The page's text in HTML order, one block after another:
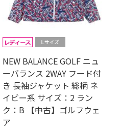
NEW BALANCE GOLF ニュ
ーバランス 2WAY フード付
き 長袖ジャケット 総柄 ネ
イビー系 サイズ：2 ラン
ク：B 【中古】ゴルフウェ
ア